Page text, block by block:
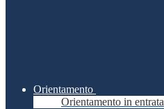
Orientamento
Orientamento in entrata